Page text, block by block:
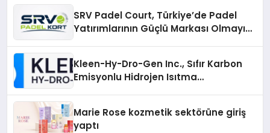
SRV Padel Court, Türkiye’de Padel
Yatırımlarının Güçlü Markası Olmayı
Kleen-Hy-Dro-Gen Inc., Sıfır Karbon
Emisyonlu Hidrojen Isıtma
Marie Rose kozmetik sektörüne giriş
yaptı